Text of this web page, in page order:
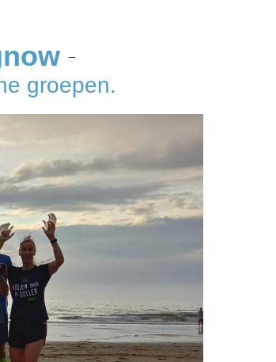
–
groepen.